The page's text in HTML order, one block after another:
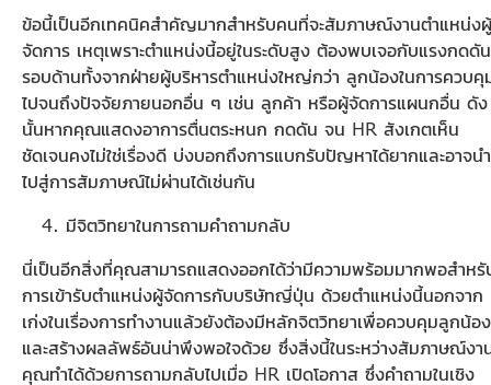
ข้อนี้เป็นอีกเทคนิคสำคัญมากสำหรับคนที่จะสัมภาษณ์งานตำแหน่งผู้
จัดการ เหตุเพราะตำแหน่งนี้อยู่ในระดับสูง ต้องพบเจอกับแรงกดดัน
รอบด้านทั้งจากฝ่ายผู้บริหารตำแหน่งใหญ่กว่า ลูกน้องในการควบคุ
ไปจนถึงปัจจัยภายนอกอื่น ๆ เช่น ลูกค้า หรือผู้จัดการแผนกอื่น ดัง
นั้นหากคุณแสดงอาการตื่นตระหนก กดดัน จน HR สังเกตเห็น
ชัดเจนคงไม่ใช่เรื่องดี บ่งบอกถึงการแบกรับปัญหาได้ยากและอาจนำ
ไปสู่การสัมภาษณ์ไม่ผ่านได้เช่นกัน
มีจิตวิทยาในการถามคำถามกลับ
นี่เป็นอีกสิ่งที่คุณสามารถแสดงออกได้ว่ามีความพร้อมมากพอสำหรั
การเข้ารับตำแหน่งผู้จัดการกับบริษัทญี่ปุ่น ด้วยตำแหน่งนี้นอกจาก
เก่งในเรื่องการทำงานแล้วยังต้องมีหลักจิตวิทยาเพื่อควบคุมลูกน้อง
และสร้างผลลัพธ์อันน่าพึงพอใจด้วย ซึ่งสิ่งนี้ในระหว่างสัมภาษณ์งา
คุณทำได้ด้วยการถามกลับไปเมื่อ HR เปิดโอกาส ซึ่งคำถามในเชิง